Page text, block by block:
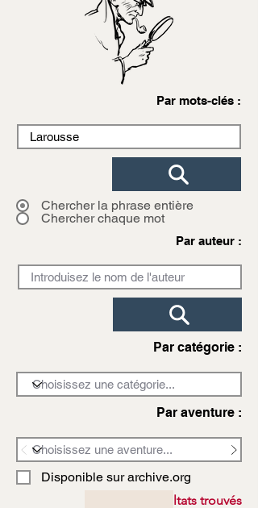
Par mots-clés :
Chercher la phrase entière
Chercher chaque mot
Par auteur :
Par catégorie :
Par aventure :
Disponible sur archive.org
3972 résultats trouvés